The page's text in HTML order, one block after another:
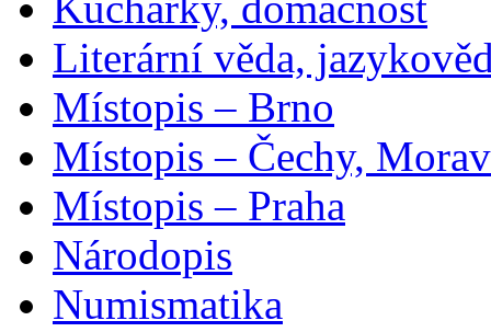
Literární věda,
Místopis – Brno
Místopis – Čechy,
Místopis – Praha
Národopis
Numismatika